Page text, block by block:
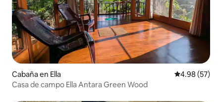
Cabaña en Ella Calificación
4.98 (57)
Casa de campo Ella Antara Green Wood